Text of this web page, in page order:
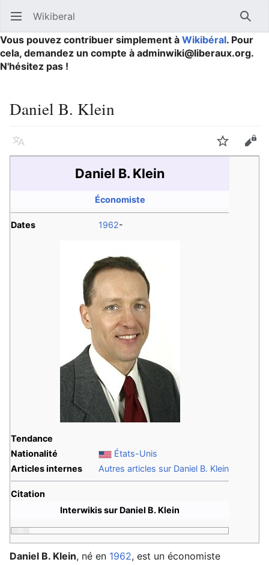
Ouvrir le menu principal Wikiberal
Vous pouvez contribuer simplement à Wikibéral. Pour
cela, demandez un compte à adminwiki@liberaux.org.
N'hésitez pas !
Daniel B. Klein
Langue Suivre
Daniel B. Klein
Économiste
Dates 1962-
Tendance
Nationalité
États-Unis
Articles internes
Autres articles sur Daniel B. Klein
Citation
Interwikis sur Daniel B. Klein
Daniel B. Klein, né en 1962, est un économiste